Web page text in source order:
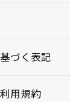
づく表記
用規約